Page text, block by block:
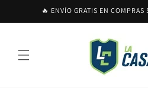
directamente
al contenido
🔥 ENVÍO GRATIS EN